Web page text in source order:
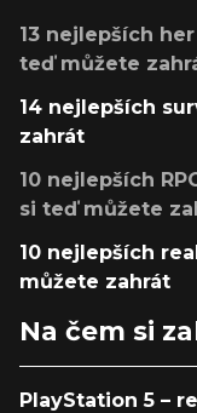
13 nejlepších
teď můžete
14 nejlepších
zahrát
10 nejlepších
si teď můžete
10 nejlepších
můžete zahrát
Na čem si
PlayStation 5 –